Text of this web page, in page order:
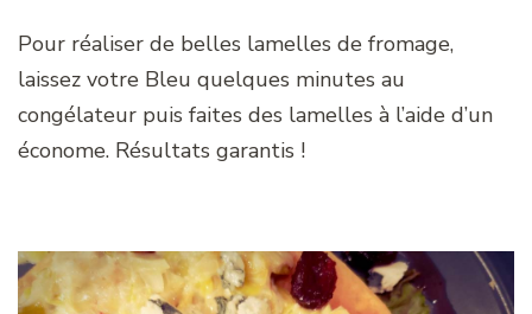
Pour réaliser de belles lamelles de fromage,
laissez votre Bleu quelques minutes au
congélateur puis faites des lamelles à l’aide d’un
économe. Résultats garantis !